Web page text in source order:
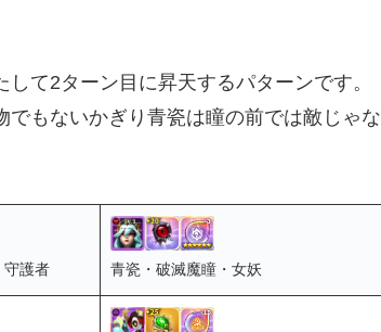
て2ターン目に昇天するパターンです。
もないかぎり青瓷は瞳の前では敵じゃな
守護者 青瓷・破滅魔瞳・女妖